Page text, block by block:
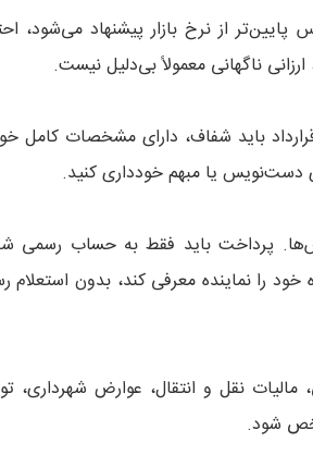
از نرخ بازار پیشنهاد می‌شود،
ناگهانی معمولاً بی‌دلیل نیست.
باید شفاف، دارای مشخصات کامل
دست‌نویس یا مبهم خودداری کنید.
پرداخت باید فقط به حساب رسمی
را نماینده معرفی کند، بدون استعلام
نقل و انتقال، عوارض شهرداری،
شود.